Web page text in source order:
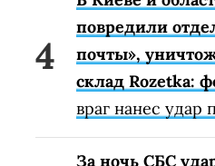
повредили
почты»,
склад Rozetka:
враг нанес удар
За ночь СБС